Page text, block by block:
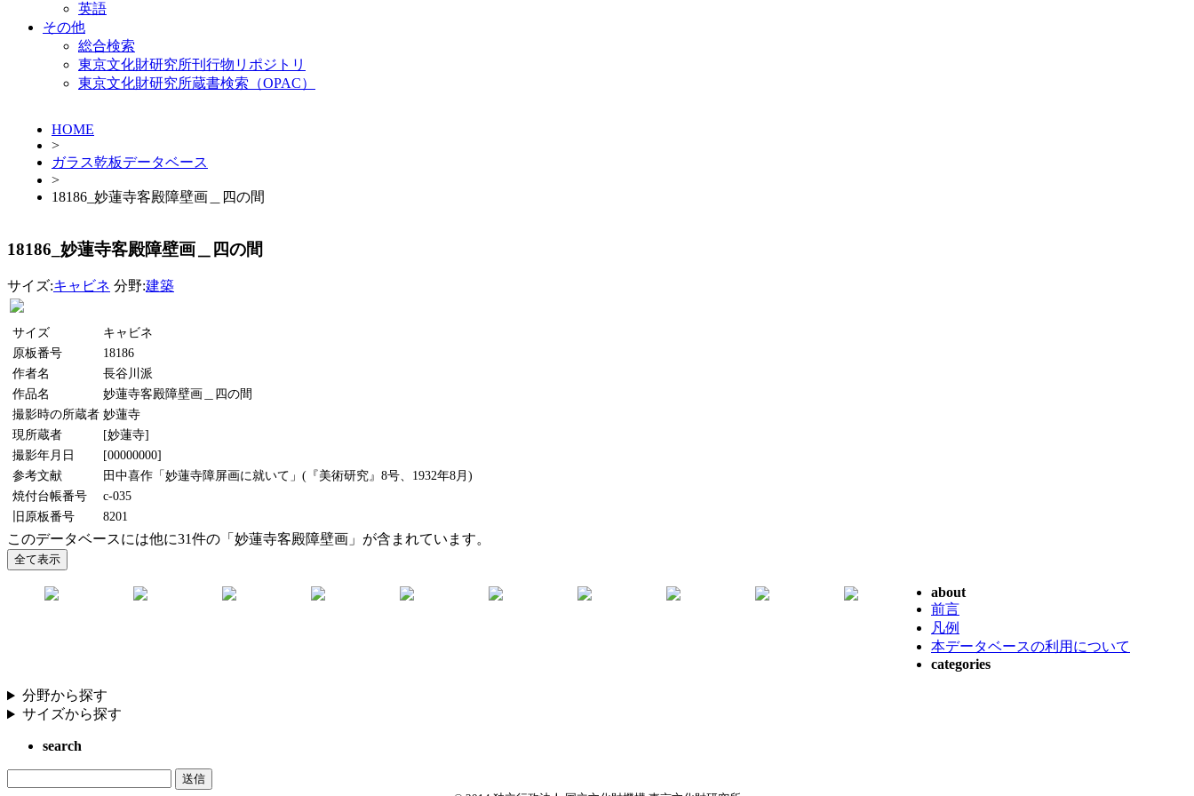
英語
その他
総合検索
東京文化財研究所刊行物リポジトリ
東京文化財研究所蔵書検索（OPAC）
HOME
>
ガラス乾板データベース
>
18186_妙蓮寺客殿障壁画＿四の間
18186_妙蓮寺客殿障壁画＿四の間
サイズ:キャビネ 分野:建築
サイズ
キャビネ
原板番号
18186
作者名
長谷川派
作品名
妙蓮寺客殿障壁画＿四の間
撮影時の所蔵者 妙蓮寺
現所蔵者
[妙蓮寺]
撮影年月日
[00000000]
参考文献
田中喜作「妙蓮寺障屏画に就いて」(『美術研究』8号、1932年8月)
焼付台帳番号
c-035
旧原板番号
8201
このデータベースには他に31件の「妙蓮寺客殿障壁画」が含まれています。
about
前言
凡例
本データベースの利用について
categories
分野から探す
サイズから探す
search